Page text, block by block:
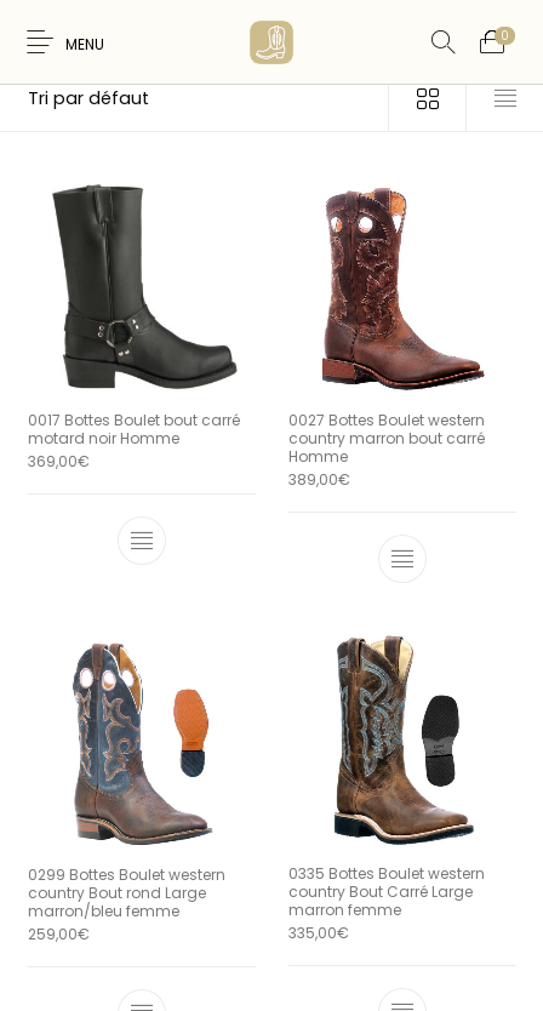
MENU 0
Nouveaux
Produits
HOMME
AMERINDIEN
Accueil / Produit Taille
0017 Bottes Boulet bout carré
motard noir Homme
369,00€
Ce produit a plusieurs variations.
0027 Bottes Boulet western
country marron bout carré
Homme
389,00€
Ce produit a
0299 Bottes Boulet western
country Bout rond Large
marron/bleu femme
259,00€
0335 Bottes Boulet western
country Bout Carré Large
marron femme
335,00€